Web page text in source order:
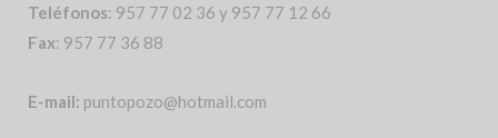
Teléfonos: 957 77 02 36 y 957 77 12 66
Fax: 957 77 36 88
E-mail: puntopozo@hotmail.com